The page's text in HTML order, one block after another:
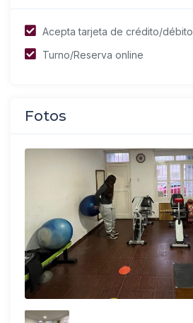
Acepta tarjeta de crédito/débito
Turno/Reserva online
Fotos